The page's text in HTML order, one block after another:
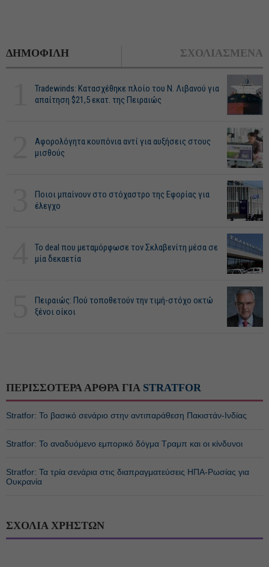
ΔΗΜΟΦΙΛΗ ΣΧΟΛΙΑΣΜΕΝΑ
Tradewinds: Κατασχέθηκε πλοίο του Ν. Λιβανού για
απαίτηση $21,5 εκατ. της Πειραιώς
Αφορολόγητα κουπόνια αντί για αυξήσεις στους
μισθούς
Ποιοι μπαίνουν στο στόχαστρο της Εφορίας για
έλεγχο
Το deal που μεταμόρφωσε τον Σκλαβενίτη μέσα σε
μία δεκαετία
Πειραιώς: Πού τοποθετούν την τιμή-στόχο οκτώ
ξένοι οίκοι
ΠΕΡΙΣΣΟΤΕΡΑ ΑΡΘΡΑ ΓΙΑ STRATFOR
Stratfor: Το βασικό σενάριο στην αντιπαράθεση Πακιστάν-Ινδίας
Stratfor: Το αναδυόμενο εμπορικό δόγμα Τραμπ και οι κίνδυνοι
Stratfor: Τα τρία σενάρια στις διαπραγματεύσεις ΗΠΑ-Ρωσίας για
Ουκρανία
ΣΧΟΛΙΑ ΧΡΗΣΤΩΝ